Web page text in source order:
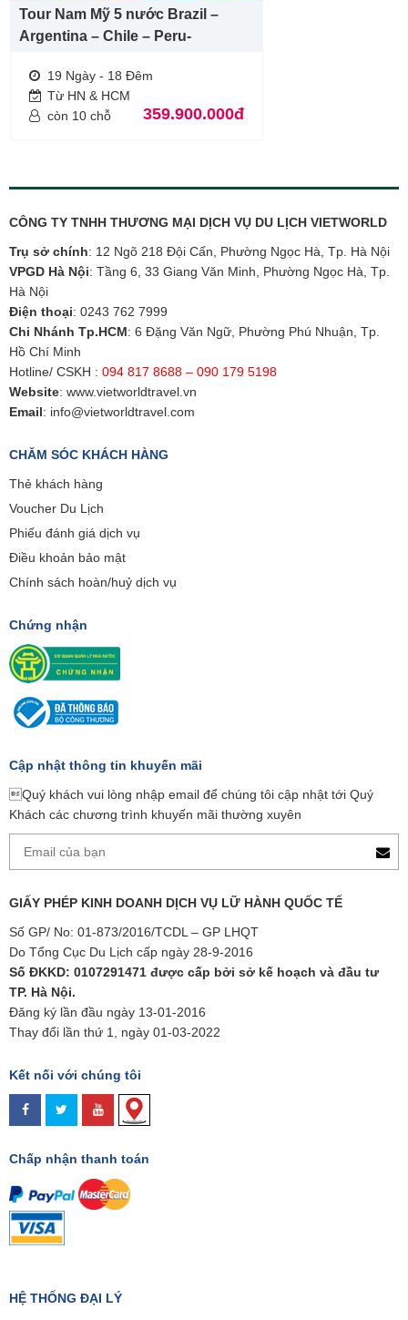
Tour Nam Mỹ 5 nước Brazil –
Argentina – Chile – Peru-
19 Ngày - 18 Đêm
Từ HN & HCM
còn 10 chỗ
359.900.000đ
CÔNG TY TNHH THƯƠNG MẠI DỊCH VỤ DU LỊCH VIETWORLD
Trụ sở chính: 12 Ngõ 218 Đội Cấn, Phường Ngọc Hà, Tp. Hà Nội
VPGD Hà Nội: Tầng 6, 33 Giang Văn Minh, Phường Ngọc Hà, Tp.
Hà Nội
Điện thoại: 0243 762 7999
Chi Nhánh Tp.HCM: 6 Đặng Văn Ngữ, Phường Phú Nhuận, Tp.
Hồ Chí Minh
Hotline/ CSKH : 094 817 8688 – 090 179 5198
Website: www.vietworldtravel.vn
Email: info@vietworldtravel.com
CHĂM SÓC KHÁCH HÀNG
Thẻ khách hàng
Voucher Du Lịch
Phiếu đánh giá dịch vụ
Điều khoản bảo mật
Chính sách hoàn/huỷ dịch vụ
Chứng nhận
Cập nhật thông tin khuyến mãi
Quý khách vui lòng nhập email để chúng tôi cập nhật tới Quý
Khách các chương trình khuyến mãi thường xuyên
GIẤY PHÉP KINH DOANH DỊCH VỤ LỮ HÀNH QUỐC TẾ
Số GP/ No: 01-873/2016/TCDL – GP LHQT
Do Tổng Cục Du Lịch cấp ngày 28-9-2016
Số ĐKKD: 0107291471 được cấp bởi sở kế hoạch và đầu tư
TP. Hà Nội.
Đăng ký lần đầu ngày 13-01-2016
Thay đổi lần thứ 1, ngày 01-03-2022
Kết nối với chúng tôi
Chấp nhận thanh toán
HỆ THỐNG ĐẠI LÝ